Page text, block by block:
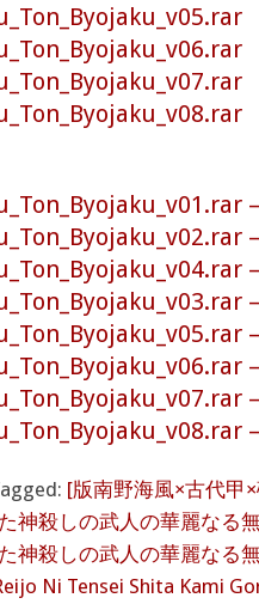
[版南野海風×古代甲
神殺しの武人の華麗なる
神殺しの武人の華麗なる
Ni Tensei Shita Kami